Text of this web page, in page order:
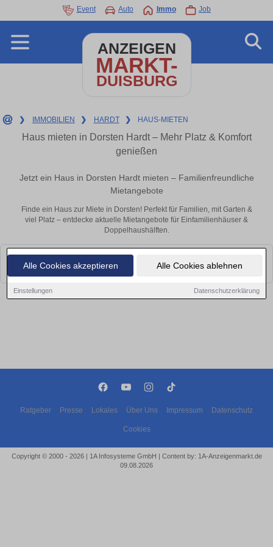
Alle Cookies akzeptieren Alle Cookies ablehnen
Einstellungen Datenschutzerklärung
Event Auto Immo Job
ANZEIGEN
MARKT-
DUISBURG
❯ IMMOBILIEN ❯ HARDT ❯ HAUS-MIETEN
Haus mieten in Dorsten Hardt – Mehr Platz & Komfort
genießen
Jetzt ein Haus in Dorsten Hardt mieten – Familienfreundliche
Mietangebote
Finde ein Haus zur Miete in Dorsten! Perfekt für Familien, mit Garten &
viel Platz – entdecke aktuelle Mietangebote für Einfamilienhäuser &
Doppelhaushälften.
Leider konnten wir derzeit keine passenden Objekte finden. Schauen Sie
bald wieder vorbei!
Ratgeber Presse Lokales Über Uns Impressum Datenschutz
Cookies
Copyright © 2000 - 2026 | 1A Infosysteme GmbH | Content by: 1A-Anzeigenmarkt.de
09.08.2026